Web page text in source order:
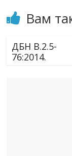
Вам
ДБН В.2.5-
76:2014.